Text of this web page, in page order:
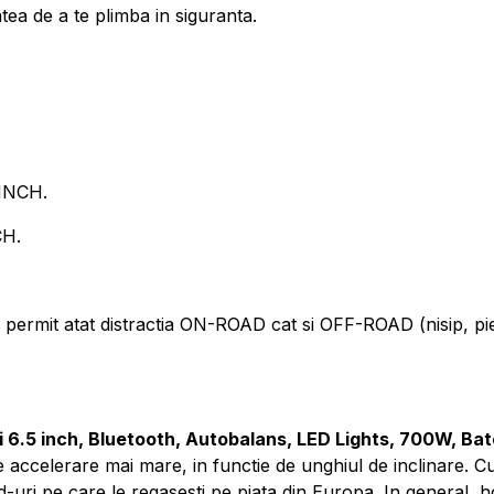
de a te plimba in siguranta.
atat distractia ON-ROAD cat si OFF-ROAD (nisip,
inch, Bluetooth, Autobalans, LED Lights, 700W,
mai mare, in functie de unghiul de inclinare.